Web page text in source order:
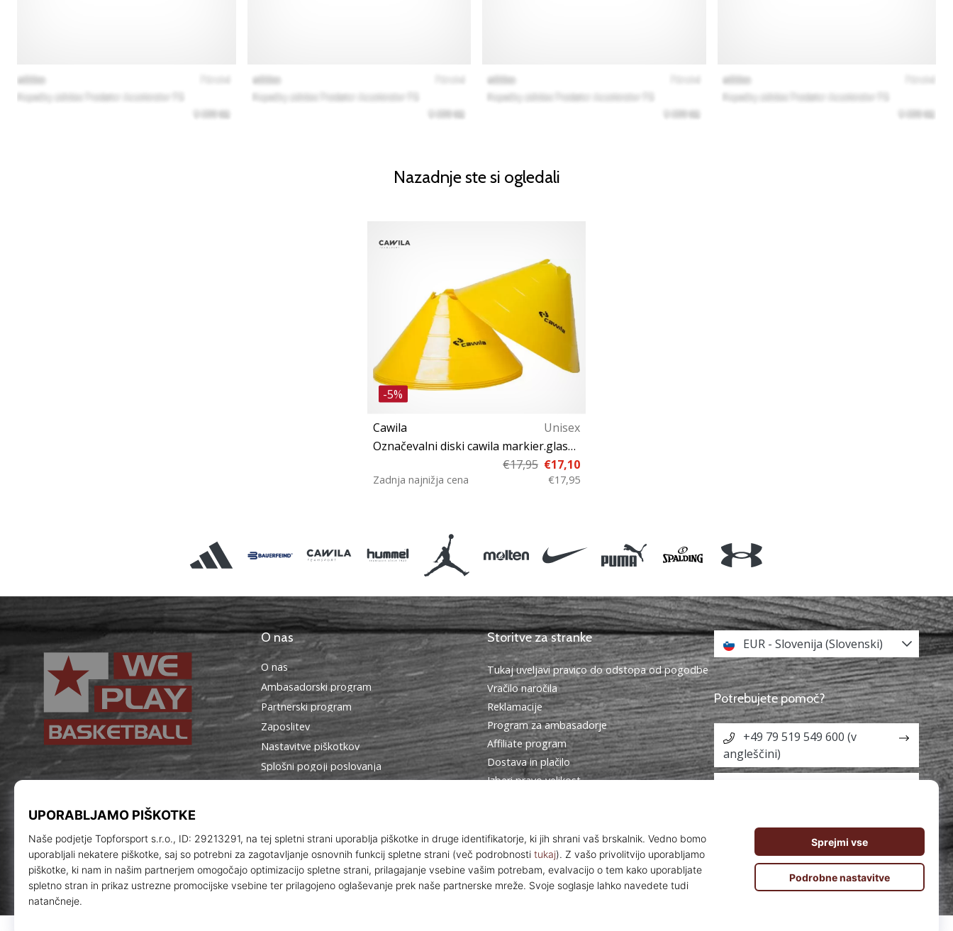
Nazadnje ste si ogledali
-5%
Cawila
Unisex
Označevalni diski cawila markier.glassn l 10er d30cm 15cm
€17,95 €17,10
Zadnja najnižja cena €17,95
WePlayBasketball.si
O nas
O nas
Ambasadorski program
Partnerski program
Zaposlitev
Nastavitve piškotkov
Splošni pogoji poslovanja
Storitve za stranke
Tukaj uveljavi pravico do odstopa od pogodbe
Vračilo naročila
Reklamacije
Program za ambasadorje
Affiliate program
Dostava in plačilo
Izberi pravo velikost
Politika zasebnosti
EUR - Slovenija (Slovenski)
Potrebujete pomoč?
+49 79 519 549 600 (v
angleščini)